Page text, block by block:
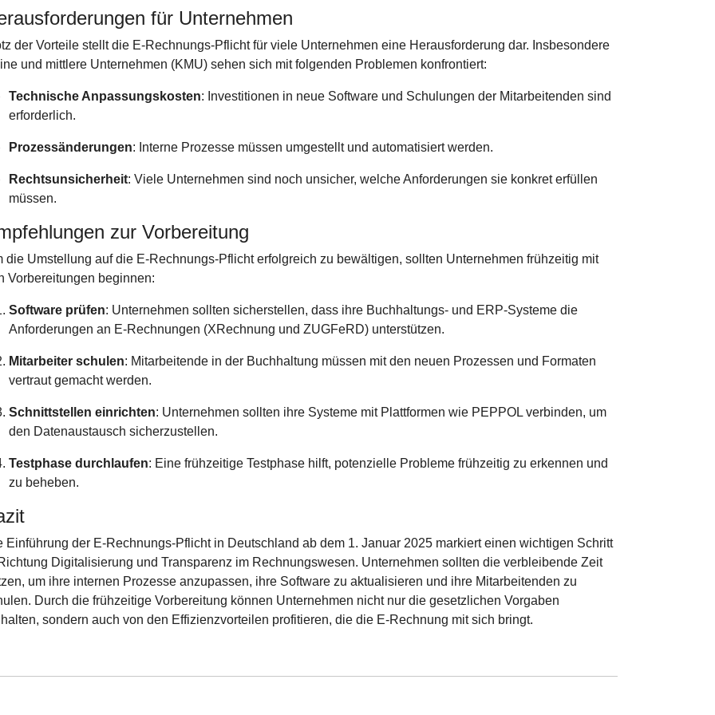
für Unternehmen
der Vorteile stellt die E-Rechnungs-Pflicht für viele Unternehmen eine Herausforderung dar. Insbesondere
und mittlere Unternehmen (KMU) sehen sich mit folgenden Problemen konfrontiert:
Technische Anpassungskosten: Investitionen in neue Software und Schulungen der Mitarbeitenden sind
erforderlich.
Prozessänderungen: Interne Prozesse müssen umgestellt und automatisiert werden.
Rechtsunsicherheit: Viele Unternehmen sind noch unsicher, welche Anforderungen sie konkret erfüllen
müssen.
zur Vorbereitung
die Umstellung auf die E-Rechnungs-Pflicht erfolgreich zu bewältigen, sollten Unternehmen frühzeitig mit
Vorbereitungen beginnen:
Software prüfen: Unternehmen sollten sicherstellen, dass ihre Buchhaltungs- und ERP-Systeme die
Anforderungen an E-Rechnungen (XRechnung und ZUGFeRD) unterstützen.
Mitarbeiter schulen: Mitarbeitende in der Buchhaltung müssen mit den neuen Prozessen und Formaten
vertraut gemacht werden.
Schnittstellen einrichten: Unternehmen sollten ihre Systeme mit Plattformen wie PEPPOL verbinden, um
den Datenaustausch sicherzustellen.
Testphase durchlaufen: Eine frühzeitige Testphase hilft, potenzielle Probleme frühzeitig zu erkennen und
zu beheben.
Einführung der E-Rechnungs-Pflicht in Deutschland ab dem 1. Januar 2025 markiert einen wichtigen Schritt
Digitalisierung und Transparenz im Rechnungswesen. Unternehmen sollten die verbleibende Zeit
um ihre internen Prozesse anzupassen, ihre Software zu aktualisieren und ihre Mitarbeitenden zu
Durch die frühzeitige Vorbereitung können Unternehmen nicht nur die gesetzlichen Vorgaben
sondern auch von den Effizienzvorteilen profitieren, die die E-Rechnung mit sich bringt.